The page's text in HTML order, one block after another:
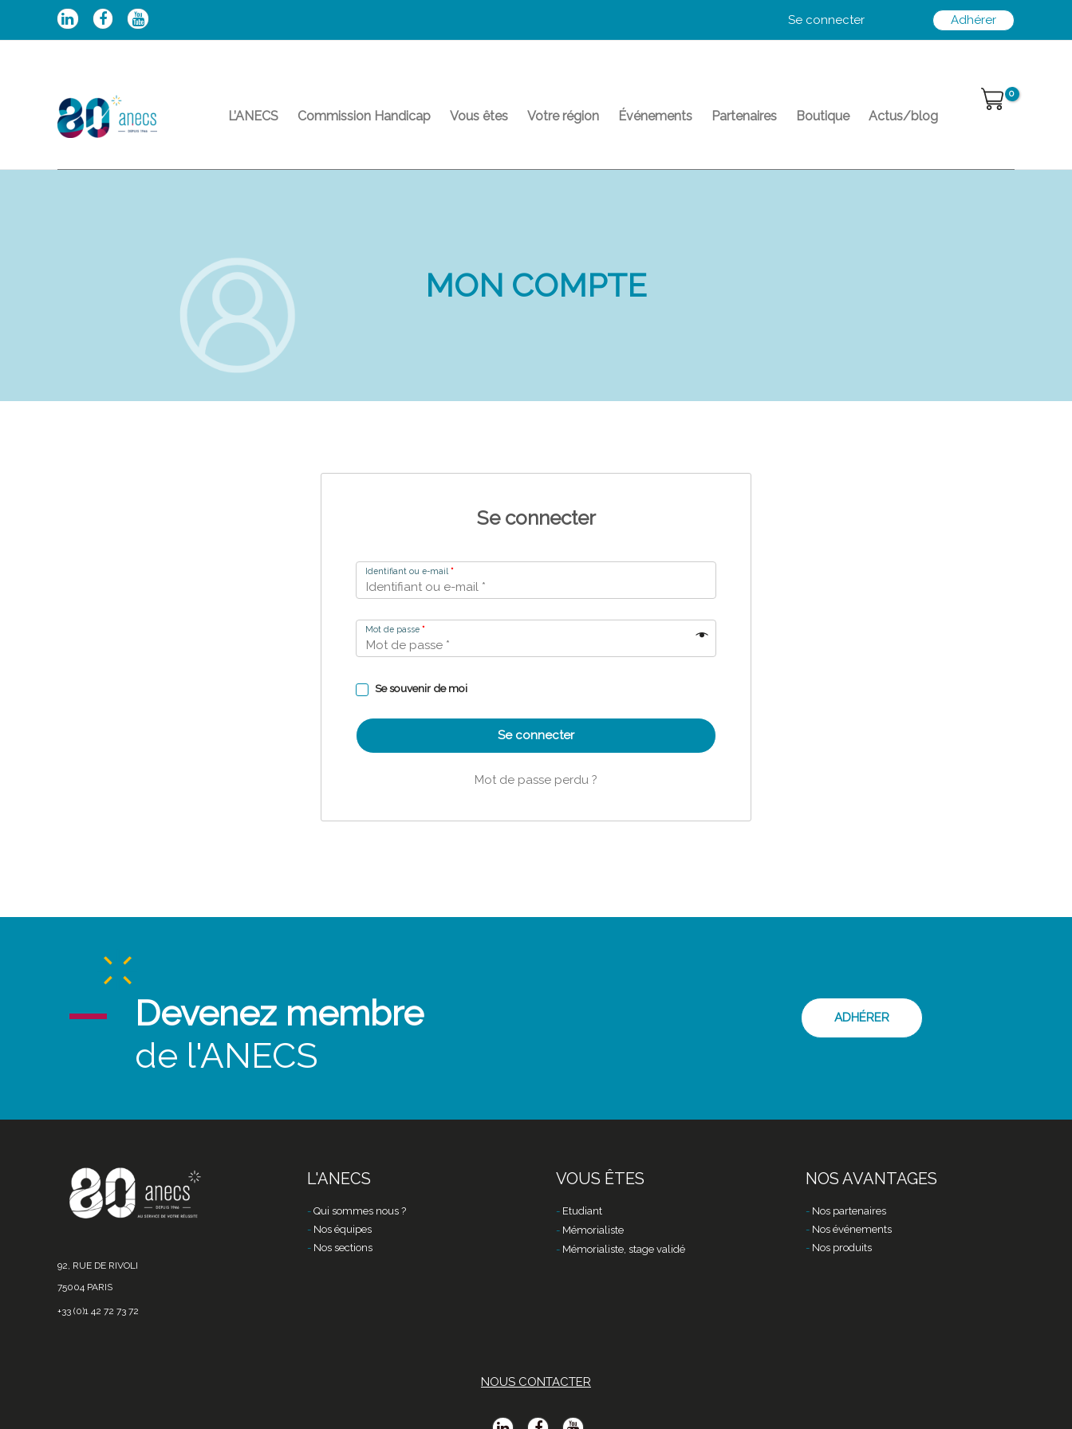
Se connecter Adhérer
L’ANECS Commission Handicap Vous êtes Votre région Événements Partenaires Boutique Actus/blog
MON COMPTE
Se connecter
Identifiant ou e-mail *
Mot de passe *
Se souvenir de moi
Se connecter
Mot de passe perdu ?
Devenez membre
de l'ANECS
ADHÉRER
92, RUE DE RIVOLI
75004 PARIS
+33 (0)1 42 72 73 72
L'ANECS
Qui sommes nous ?
Nos équipes
Nos sections
VOUS ÊTES
Etudiant
Mémorialiste
Mémorialiste, stage validé
NOS AVANTAGES
Nos partenaires
Nos événements
Nos produits
NOUS CONTACTER